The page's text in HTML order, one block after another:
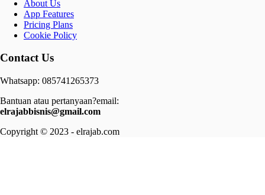
About Us
App Features
Pricing Plans
Cookie Policy
Contact Us
Whatsapp: 085741265373
Bantuan atau pertanyaan?email:
elrajabbisnis@gmail.com
Copyright © 2023 - elrajab.com